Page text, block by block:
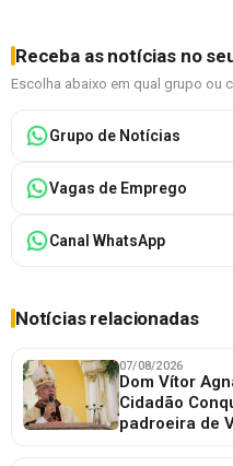
Receba as notícias no
Escolha abaixo em qual grupo ou
Grupo de Notícias
Vagas de Emprego
Canal WhatsApp
Notícias relacionadas
07/08/2026
Dom Vítor
Cidadão
padroeira de